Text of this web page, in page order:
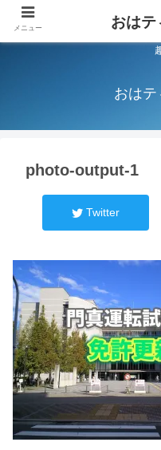
おは
photo-output-1
Twitter
メニュー おはテ